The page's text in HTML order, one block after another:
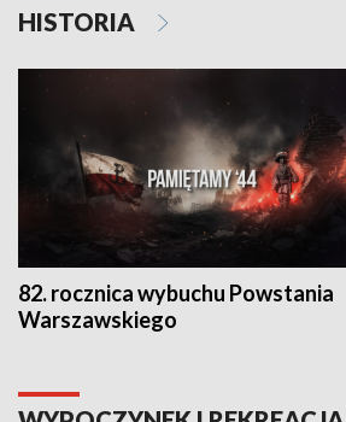
HISTORIA
82. rocznica wybuchu Powstania
Warszawskiego